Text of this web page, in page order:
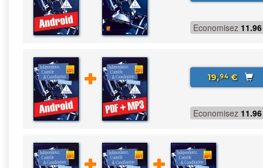
Economisez 11.96
19,94€
Economisez 11.96